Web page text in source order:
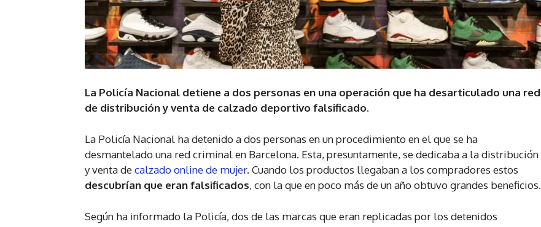
La Policía Nacional detiene a dos personas en una operación que ha desarticulado una red
de distribución y venta de calzado deportivo falsificado.
La Policía Nacional ha detenido a dos personas en un procedimiento en el que se ha
desmantelado una red criminal en Barcelona. Esta, presuntamente, se dedicaba a la distribución
y venta decalzado online de mujer. Cuando los productos llegaban a los compradores estos
descubrían que eran falsificados, con la que en poco más de un año obtuvo grandes beneficios.
Según ha informado la Policía, dos de las marcas que eran replicadas por los detenidos